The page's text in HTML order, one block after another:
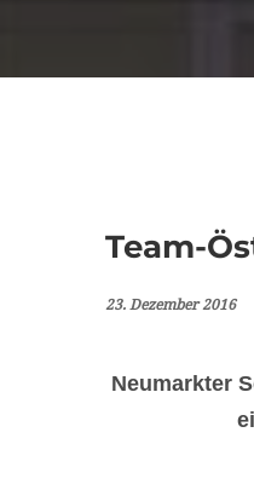
Team-
23. Dezember 2016
Neumarkter